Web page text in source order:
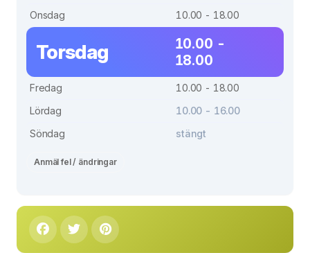
Onsdag
10.00 - 18.00
Torsdag
10.00 -
18.00
Fredag
10.00 - 18.00
Lördag
10.00 - 16.00
Söndag
stängt
Anmäl fel / ändringar